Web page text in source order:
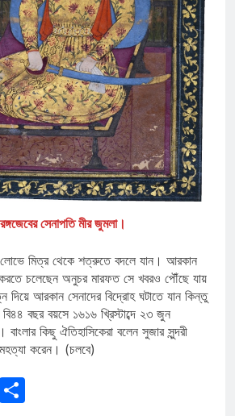
সেনাপতি মীর জুমলা।
লোভে মিত্র থেকে শত্রুতে বদলে যান। আরকান
করতে চলেছেন অনুচর মারফত সে খবরও পৌঁছে যায়
দিয়ে আরকান সেনাদের বিদ্রোহ ঘটাতে যান কিন্তু
বছর বয়সে ১৬১৬ খ্রিস্টাব্দে ২৩ জুন
কিছু ঐতিহাসিকেরা বলেন সুজার সুন্দরী
করেন। (চলবে)
Email